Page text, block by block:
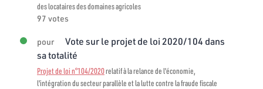
des locataires des domaines agricoles
97 votes
pour
Vote sur le projet de loi 2020/104 dans
sa totalité
Projet de loi n°104/2020relatif à la relance de l'économie,
l'intégration du secteur parallèle et la lutte contre la fraude fiscale